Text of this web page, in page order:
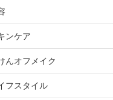
ンケア
んオフメイク
フスタイル